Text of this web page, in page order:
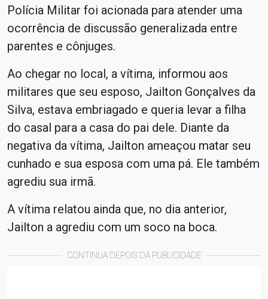
Polícia Militar foi acionada para atender uma
ocorrência de discussão generalizada entre
parentes e cônjuges.
Ao chegar no local, a vítima, informou aos
militares que seu esposo, Jailton Gonçalves da
Silva, estava embriagado e queria levar a filha
do casal para a casa do pai dele. Diante da
negativa da vítima, Jailton ameaçou matar seu
cunhado e sua esposa com uma pá. Ele também
agrediu sua irmã.
A vítima relatou ainda que, no dia anterior,
Jailton a agrediu com um soco na boca.
CONTINUA DEPOIS DA PUBLICIDADE